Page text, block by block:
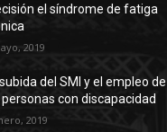
el síndrome de fatiga
2019
del SMI y el empleo de
personas con discapacidad
2019